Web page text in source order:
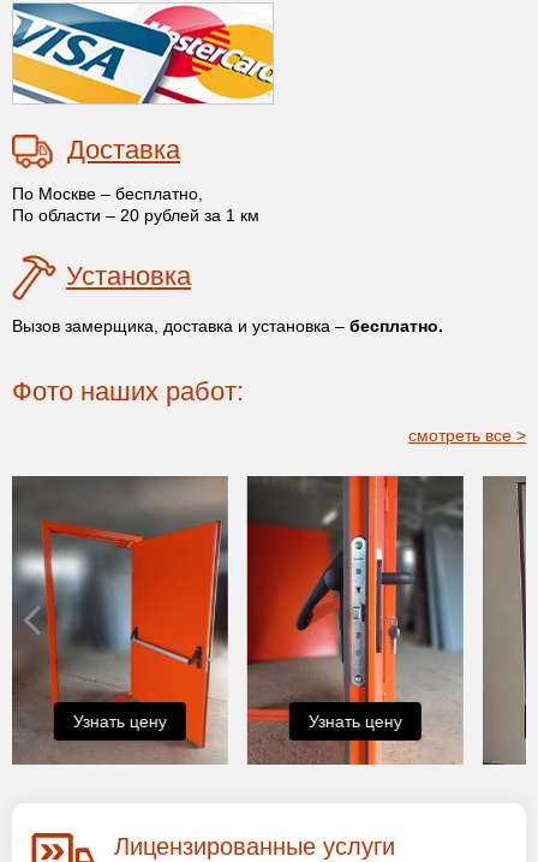
Доставка
По Москве – бесплатно,
По области – 20 рублей за 1 км
Установка
Вызов замерщика, доставка и установка – бесплатно.
Фото наших работ:
смотреть все >
Узнать цену Узнать цену
Лицензированные услуги